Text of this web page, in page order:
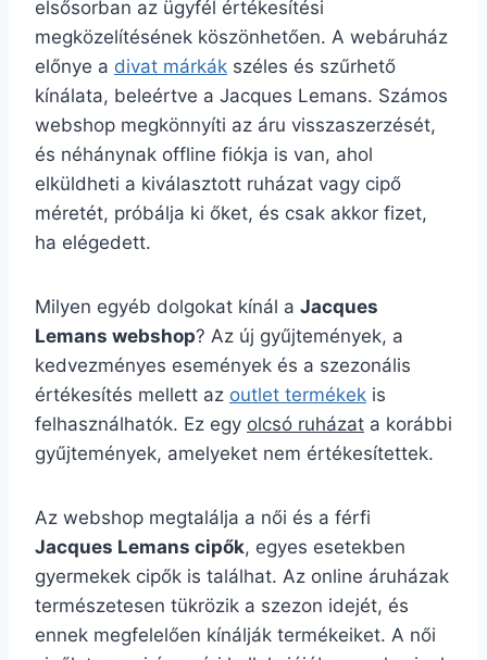
elsősorban az ügyfél értékesítési
megközelítésének köszönhetően. A webáruház
előnye a divat márkák széles és szűrhető
kínálata, beleértve a Jacques Lemans. Számos
webshop megkönnyíti az áru visszaszerzését,
és néhánynak offline fiókja is van, ahol
elküldheti a kiválasztott ruházat vagy cipő
méretét, próbálja ki őket, és csak akkor fizet,
ha elégedett.
Milyen egyéb dolgokat kínál a Jacques
Lemans webshop? Az új gyűjtemények, a
kedvezményes események és a szezonális
értékesítés mellett az outlet termékek is
felhasználhatók. Ez egy olcsó ruházat a korábbi
gyűjtemények, amelyeket nem értékesítettek.
Az webshop megtalálja a női és a férfi
Jacques Lemans cipők, egyes esetekben
gyermekek cipők is találhat. Az online áruházak
természetesen tükrözik a szezon idejét, és
ennek megfelelően kínálják termékeiket. A női